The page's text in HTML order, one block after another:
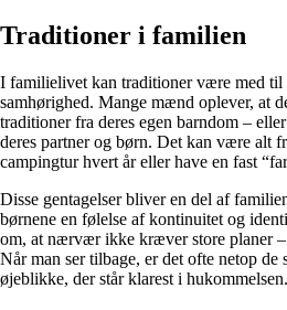
Traditioner i familien
I familielivet kan traditioner være med til
samhørighed. Mange mænd oplever, at
traditioner fra deres egen barndom –
deres partner og børn. Det kan være alt
campingtur hvert år eller have en fast
Disse gentagelser bliver en del af
børnene en følelse af kontinuitet og
om, at nærvær ikke kræver store planer
Når man ser tilbage, er det ofte netop de
øjeblikke, der står klarest i hukommelsen.